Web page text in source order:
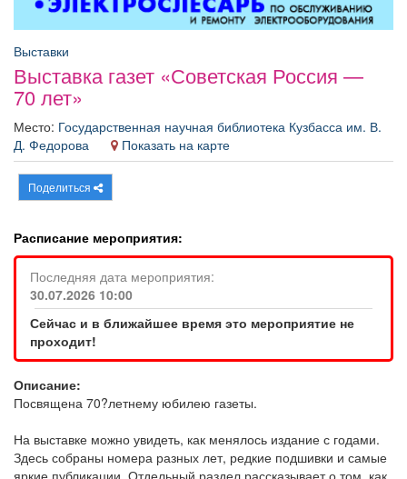
Афиша Обучение Проекты
Товары
ТВ программа Я - пенсионер
Выставки
Выставка газет «Советская Россия —
70 лет»
Место: Государственная научная библиотека Кузбасса им. В.
Д. Федорова
Показать на карте
Поделиться
Расписание мероприятия:
Последняя дата мероприятия:
30.07.2026 10:00
Сейчас и в ближайшее время это мероприятие не
проходит!
Описание:
Посвящена 70?летнему юбилею газеты.
На выставке можно увидеть, как менялось издание с годами.
Здесь собраны номера разных лет, редкие подшивки и самые
яркие публикации. Отдельный раздел рассказывает о том, как